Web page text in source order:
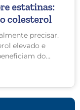
estatinas:
colesterol
precisar.
elevado e
do